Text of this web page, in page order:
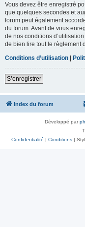
Vous devez être enregistré
que quelques secondes et
forum peut également
du forum. Avant de vous
de nos conditions
de bien lire tout le règlement
Conditions d’utilisation |
S’enregistrer
Index du forum
Développé par
Confidentialité | Conditions|